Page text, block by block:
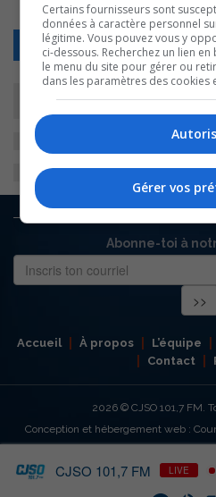
Retour
Abonne-toi à
Accueil À propos L’équipe
Contact
2026 © CJSO 101,7 FM.
Conception et hébergement web :
CJSO 101,7 FM LIVE
Certains fournisseurs sont
données à caractère personnel
légitime. Vous pouvez vous y
ci-dessous. Recherchez un lien
le menu du site pour gérer ou
dans les paramètres des cookies
Gérer vos